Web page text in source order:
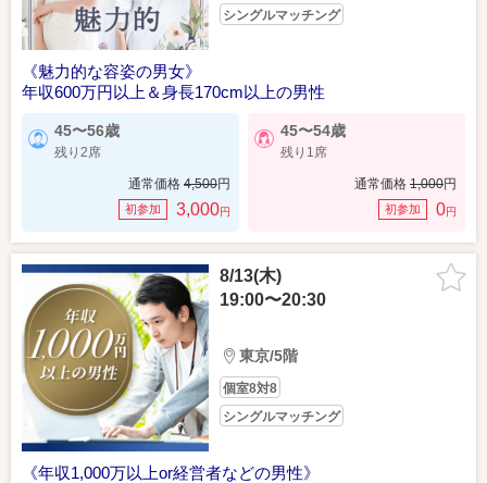
シングルマッチング
《魅力的な容姿の男女》
年収600万円以上＆身長170cm以上の男性
45〜56歳
残り2席
通常価格 4,500円
初参加 3,000円
45〜54歳
残り1席
通常価格 1,000円
初参加 0円
8/13(木)
19:00〜20:30
東京/5階
個室8対8
シングルマッチング
《年収1,000万以上or経営者などの男性》